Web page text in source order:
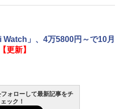
Watch」、4万5800円～で10月
更新】
ォローして最新記事をチ
ェック！